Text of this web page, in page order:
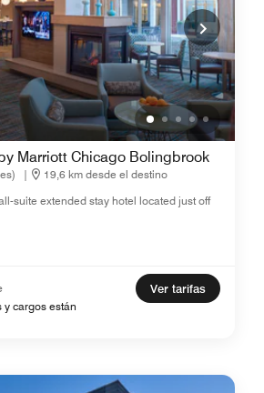
Marriott Chicago Bolingbrook
|
19,6 km desde el destino
suite extended stay hotel located just off
y cargos están
Ver tarifas